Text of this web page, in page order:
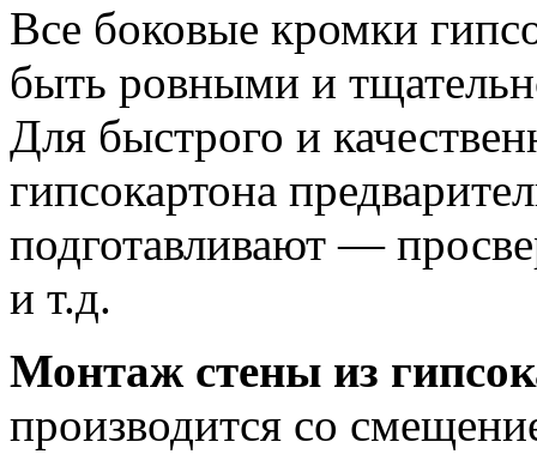
Все боковые кромки
быть ровными и
Для быстрого и
гипсокартона
подготавливают —
и т.д.
Монтаж стены из
производится со